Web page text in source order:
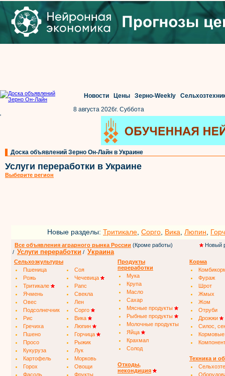
Новости Цены Зерно-Weekly
8 августа 2026г. Суббота
'
Доска объявлений Зерно Он-Лайн в Украине
Услуги переработки в Украине
Выберите регион
Новые разделы: Тритикале Сорго Вика Люпин
Все объявления аграрного рынка России (Кроме работы)
Новый
/ Услуги переработки / Украина
Сельхозкультуры
Пшеница
Соя
Рожь
Чечевица
Тритикале
Рапс
Ячмень
Свекла
Овес
Лен
Подсолнечник
Сорго
Рис
Вика
Гречиха
Люпин
Пшено
Горчица
Просо
Рыжик
Кукуруза
Лук
Картофель
Морковь
Горох
Овощи
Фасоль
Фрукты
Продукты
переработки
Мука
Крупа
Масло
Сахар
Мясные продукты
Рыбные продукты
Молочные продукты
Яйца
Крахмал
Солод
Отходы,
некондиция
Корма
Фураж
Шрот
Жмых
Жом
Отруби
Дрожжи
Силос,
Техника и